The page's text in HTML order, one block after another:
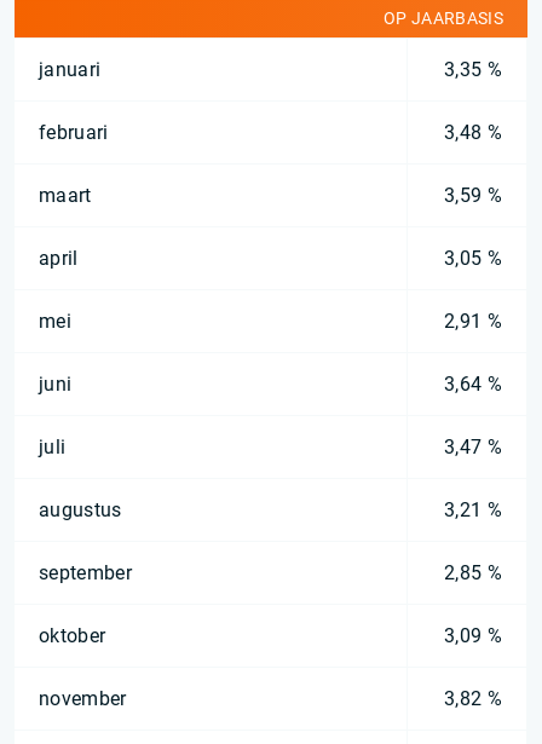
OP JAARBASIS
januari 3,35 %
februari 3,48 %
maart 3,59 %
april 3,05 %
mei 2,91 %
juni 3,64 %
juli 3,47 %
augustus 3,21 %
september 2,85 %
oktober 3,09 %
november 3,82 %